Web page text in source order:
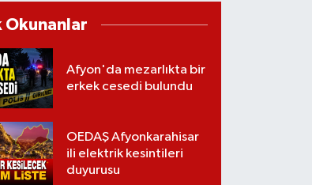
Okunanlar
Afyon'da mezarlıkta bir
erkek cesedi bulundu
OEDAŞ Afyonkarahisar
ili elektrik kesintileri
duyurusu